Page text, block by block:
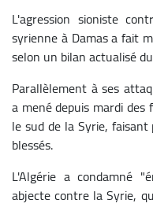
L'agression sioniste
syrienne à Damas a fait
selon un bilan actualisé
Parallèlement à ses
a mené depuis mardi
le sud de la Syrie,
blessés.
L'Algérie a condamné
abjecte contre la Syrie,